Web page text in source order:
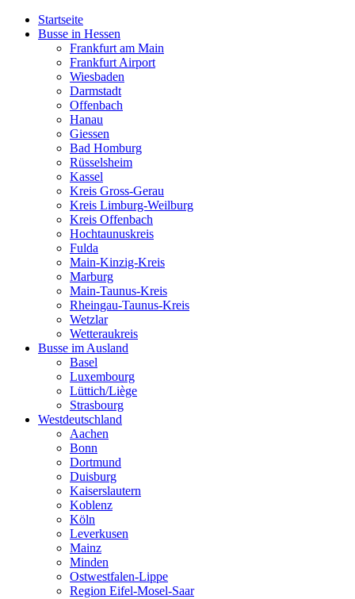
Startseite
Busse in Hessen
Frankfurt am Main
Frankfurt Airport
Wiesbaden
Darmstadt
Offenbach
Hanau
Giessen
Bad Homburg
Rüsselsheim
Kassel
Kreis Gross-Gerau
Kreis Limburg-Weilburg
Kreis Offenbach
Hochtaunuskreis
Fulda
Main-Kinzig-Kreis
Marburg
Main-Taunus-Kreis
Rheingau-Taunus-Kreis
Wetzlar
Wetteraukreis
Busse im Ausland
Basel
Luxembourg
Lüttich/Liège
Strasbourg
Westdeutschland
Aachen
Bonn
Dortmund
Duisburg
Kaiserslautern
Koblenz
Köln
Leverkusen
Mainz
Minden
Ostwestfalen-Lippe
Region Eifel-Mosel-Saar